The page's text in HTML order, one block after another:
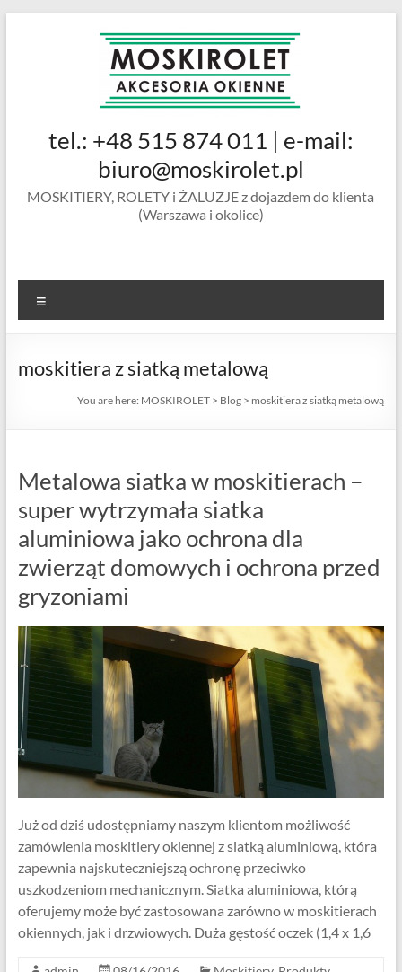
MOSKIROLET
siatki na
okienne |
ramkowe i
drzwiowe
tel.: +48 515 874 011 | e-mail:
biuro@moskirolet.pl
MOSKITIERY, ROLETY i ŻALUZJE z dojazdem do klienta
(Warszawa i okolice)
moskitiera z siatką metalową
You are here: MOSKIROLET > Blog > moskitiera z siatką metalową
Metalowa siatka w moskitierach –
super wytrzymała siatka
aluminiowa jako ochrona dla
zwierząt domowych i ochrona przed
gryzoniami
Już od dziś udostępniamy naszym klientom możliwość
zamówienia moskitiery okiennej z siatką aluminiową, która
zapewnia najskuteczniejszą ochronę przeciwko
uszkodzeniom mechanicznym. Siatka aluminiowa, którą
oferujemy może być zastosowana zarówno w moskitierach
okiennych, jak i drzwiowych. Duża gęstość oczek (1,4 x 1,6